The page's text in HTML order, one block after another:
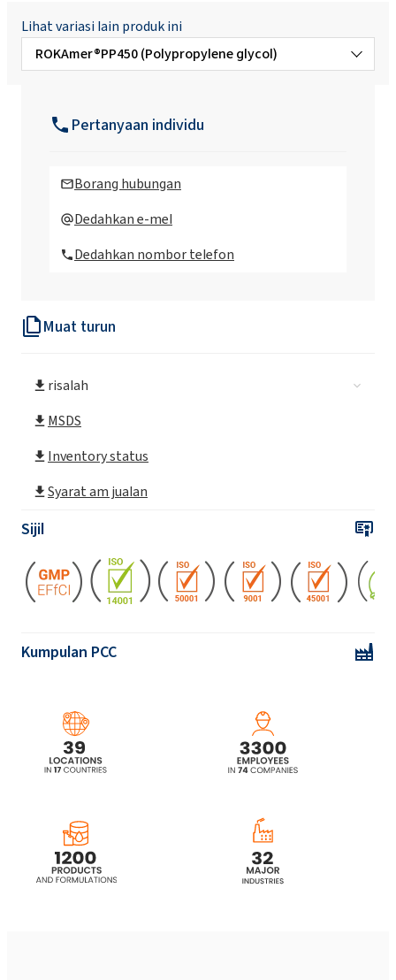
Muat turun
risalah
MSDS
Inventory status
Syarat am jualan
Sijil
Kumpulan PCC
Lihat variasi lain produk ini
ROKAmer®PP450 (Polypropylene glycol)
ROKAmer®PP4000 (Polypropylene glycol)
Pertanyaan individu
Borang hubungan
Dedahkan e-mel
Dedahkan nombor telefon